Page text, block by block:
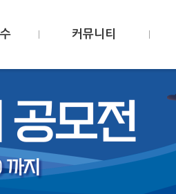
커뮤니티